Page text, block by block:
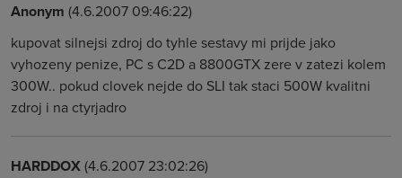
Anonym (4.6.2007 09:46:22)
kupovat silnejsi zdroj do tyhle sestavy mi prijde jako
vyhozeny penize, PC s C2D a 8800GTX zere v zatezi kolem
300W.. pokud clovek nejde do SLI tak staci 500W kvalitni
zdroj i na ctyrjadro
HARDDOX(4.6.2007 23:02:26)